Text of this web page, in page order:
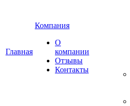
Главная
Компания
О
компании
Отзывы
Контакты